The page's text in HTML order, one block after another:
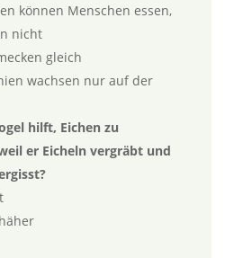
können Menschen essen,
nicht
gleich
wachsen nur auf der
hilft, Eichen zu
er Eicheln vergräbt und